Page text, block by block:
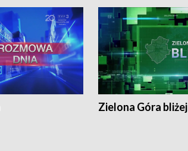
Zielona Góra bliżej